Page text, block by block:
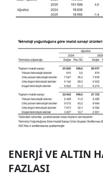
ENERJI VE ALTIN
FAZLASI